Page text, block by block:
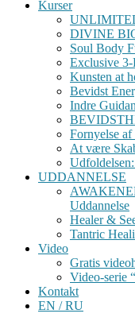
Kurser
DIVINE
Soul Body
Exclusive 3-
Kunsten at
Bevidst
Indre
Fornyelse
At være
UDDANNELSE
Uddannelse
Healer &
Tantric
Video
Gratis
Video-serie
Kontakt
EN / RU